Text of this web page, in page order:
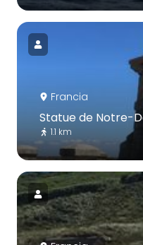
Francia
Statue de Notre-
1.1 km